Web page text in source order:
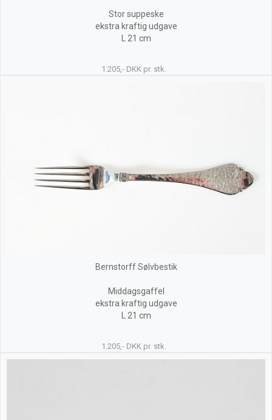
Stor suppeske
ekstra kraftig udgave
L 21 cm
1.205,- DKK pr. stk.
Bernstorff Sølvbestik
Middagsgaffel
ekstra kraftig udgave
L 21 cm
1.205,- DKK pr. stk.